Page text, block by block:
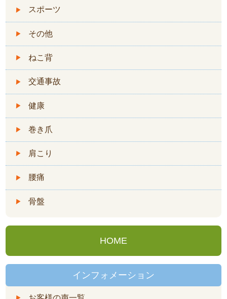
スポーツ
その他
ねこ背
交通事故
健康
巻き爪
肩こり
腰痛
骨盤
HOME
インフォメーション